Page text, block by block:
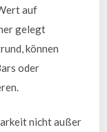
auf
gelegt
können
oder
nicht außer